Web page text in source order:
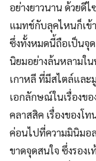
อย่างยาวนาน ด้วยดี
แมทช์กับลุคไหนก็เข้
ซึ่งทั้งหมดนี้ถือเป็นจุ
นิยมอย่างล้นหลามใน
เกาหลี ที่มีสไตล์แล
เอกลักษณ์ในเรื่องข
คลาสสิค เรื่องของโ
ค่อนไปที่ความมินิมอ
ขาดจุดสนใจ ซึ่งรอง